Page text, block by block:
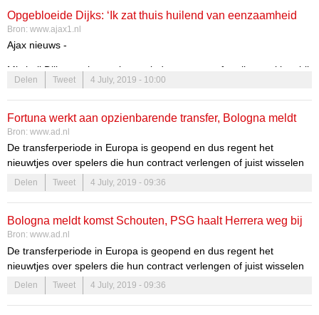
Opgebloeide Dijks: ‘Ik zat thuis huilend van eenzaamheid
op de bank’
Bron: www.ajax1.nl
Ajax nieuws -
Mitchell Dijks mocht een jaar geleden nog transfervrij vertrekken bij
Ajax, nadat hij overbodig was geraakt. Bij zijn nieuwe club Bologna
is hij echter helemaal opgeleefd en inmiddels heeft AC Milan zelfs
20 miljoen euro over voor de linksback. Dijks zelf kan zijn geluk niet
op.
Delen Tweet 4 July, 2019 - 10:00
Fortuna werkt aan opzienbarende transfer, Bologna meldt
komst Schouten
Bron: www.ad.nl
De transferperiode in Europa is geopend en dus regent het
nieuwtjes over spelers die hun contract verlengen of juist wisselen
van club. Mis tot eind augustus niets van alle geruchten en
voltooide transfers in onze dagelijkse rubriek TransferTalk.
Delen Tweet 4 July, 2019 - 09:36
Bologna meldt komst Schouten, PSG haalt Herrera weg bij
United
Bron: www.ad.nl
De transferperiode in Europa is geopend en dus regent het
nieuwtjes over spelers die hun contract verlengen of juist wisselen
van club. Mis tot eind augustus niets van alle geruchten en
voltooide transfers in onze dagelijkse rubriek TransferTalk.
Delen Tweet 4 July, 2019 - 09:36